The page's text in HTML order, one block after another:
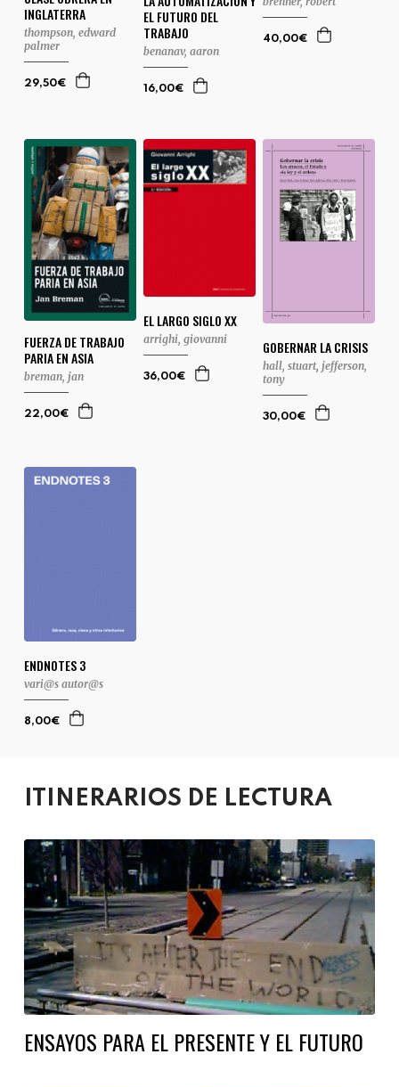
INGLATERRA
thompson, edward
palmer
29,50€
EL FUTURO DEL
TRABAJO
benanav, aaron
16,00€
40,00€
FUERZA DE TRABAJO
PARIA EN ASIA
breman, jan
22,00€
EL LARGO SIGLO XX
arrighi, giovanni
36,00€
GOBERNAR LA CRISIS
hall, stuart, jefferson,
tony
30,00€
ENDNOTES 3
vari@s autor@s
8,00€
ITINERARIOS DE LECTURA
ENSAYOS PARA EL PRESENTE Y EL FUTURO